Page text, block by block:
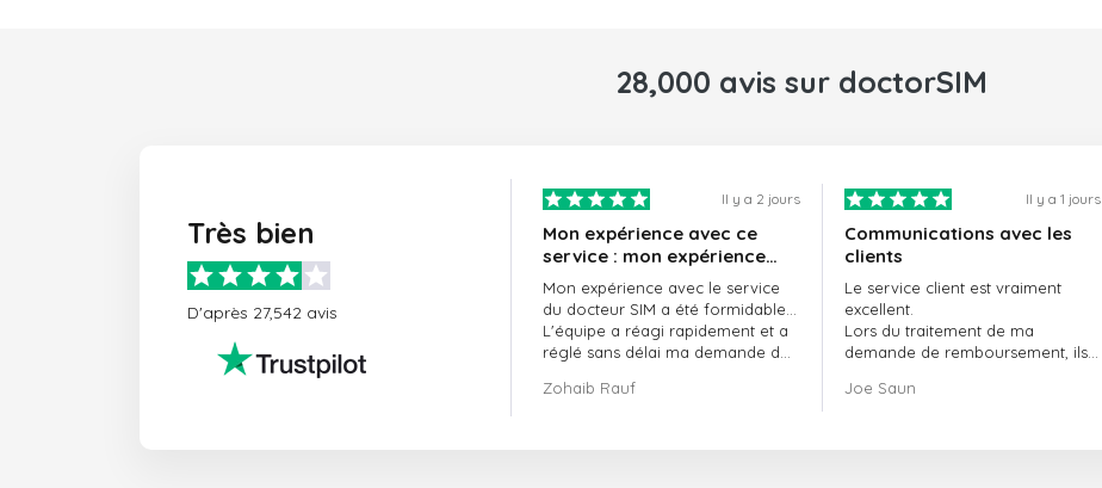
28,000 avis sur doctorSIM
Très bien
D'après 27,542 avis
Il y a 2 jours
Mon expérience avec ce
service : mon expérience
avec le service de
doctorSIM a été formidable.
Mon expérience avec le service
du docteur SIM a été formidable…
L'équipe a réagi rapidement et a
réglé sans délai ma demande de
Dans l'ensemble, j'ai vraiment
Zohaib Rauf
Il y a 1 jours
Communications avec les
clients
Le service client est vraiment
excellent.
Lors du traitement de ma
demande de remboursement, ils
professionnalisme et de rapidité,
Joe Saun